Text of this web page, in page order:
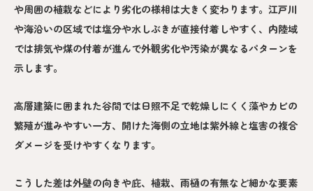
や周囲の植栽などにより劣化の様相は大きく変わります。江戸川
や海沿いの区域では塩分や水しぶきが直接付着しやすく、内陸域
では排気や煤の付着が進んで外観劣化や汚染が異なるパターンを
示します。
高層建築に囲まれた谷間では日照不足で乾燥しにくく藻やカビの
繁殖が進みやすい一方、開けた海側の立地は紫外線と塩害の複合
ダメージを受けやすくなります。
こうした差は外壁の向きや庇、植栽、雨樋の有無など細かな要素